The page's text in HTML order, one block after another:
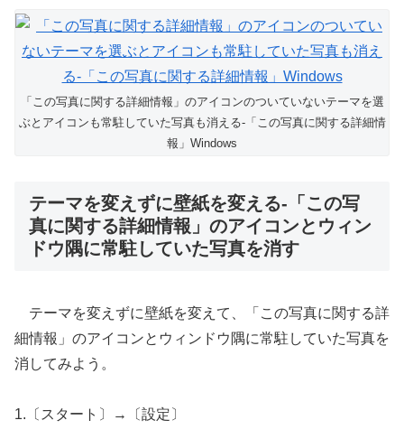
「この写真に関する詳細情報」のアイコンのついていないテーマを選
ぶとアイコンも常駐していた写真も消える-「この写真に関する詳細情
報」Windows
テーマを変えずに壁紙を変える-「この写
真に関する詳細情報」のアイコンとウィン
ドウ隅に常駐していた写真を消す
テーマを変えずに壁紙を変えて、「この写真に関する詳
細情報」のアイコンとウィンドウ隅に常駐していた写真を
消してみよう。
1.〔スタート〕→〔設定〕